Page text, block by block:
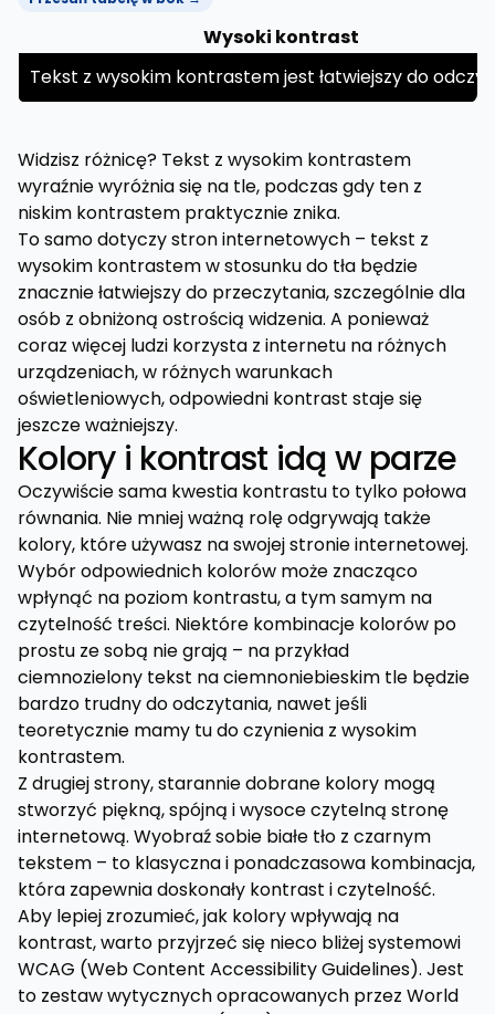
Wysoki kontrast
Tekst z wysokim kontrastem jest łatwiejszy do
Widzisz różnicę? Tekst z wysokim kontrastem
wyraźnie wyróżnia się na tle, podczas gdy ten z
niskim kontrastem praktycznie znika.
To samo dotyczy stron internetowych – tekst z
wysokim kontrastem w stosunku do tła będzie
znacznie łatwiejszy do przeczytania, szczególnie dla
osób z obniżoną ostrością widzenia. A ponieważ
coraz więcej ludzi korzysta z internetu na różnych
urządzeniach, w różnych warunkach
oświetleniowych, odpowiedni kontrast staje się
jeszcze ważniejszy.
Kolory i kontrast idą w parze
Oczywiście sama kwestia kontrastu to tylko połowa
równania. Nie mniej ważną rolę odgrywają także
kolory, które używasz na swojej stronie internetowej.
Wybór odpowiednich kolorów może znacząco
wpłynąć na poziom kontrastu, a tym samym na
czytelność treści. Niektóre kombinacje kolorów po
prostu ze sobą nie grają – na przykład
ciemnozielony tekst na ciemnoniebieskim tle będzie
bardzo trudny do odczytania, nawet jeśli
teoretycznie mamy tu do czynienia z wysokim
kontrastem.
Z drugiej strony, starannie dobrane kolory mogą
stworzyć piękną, spójną i wysoce czytelną stronę
internetową. Wyobraź sobie białe tło z czarnym
tekstem – to klasyczna i ponadczasowa kombinacja,
która zapewnia doskonały kontrast i czytelność.
Aby lepiej zrozumieć, jak kolory wpływają na
kontrast, warto przyjrzeć się nieco bliżej systemowi
WCAG (Web Content Accessibility Guidelines). Jest
to zestaw wytycznych opracowanych przez World